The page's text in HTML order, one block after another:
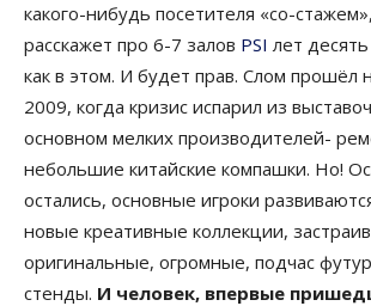
какого-нибудь посетителя «со-
расскажет про 6-7 залов PSI лет
как в этом. И будет прав. Слом прошёл
2009, когда кризис испарил из
основном мелких производителей-
небольшие китайские компашки. Но!
остались, основные игроки
новые креативные коллекции,
оригинальные, огромные, подчас
стенды. И человек, впервые